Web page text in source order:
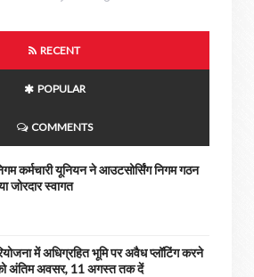
RECENT
POPULAR
COMMENTS
कर्मचारी यूनियन ने आउटसोर्सिंग निगम गठन
जोरदार स्वागत
में अधिग्रहित भूमि पर अवैध प्लॉटिंग करने
अंतिम अवसर, 11 अगस्त तक दें